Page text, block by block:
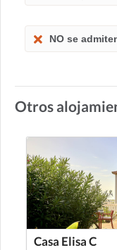
NO se
Otros
Casa Elisa C